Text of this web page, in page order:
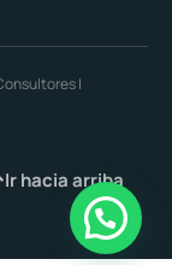
|
Ir hacia arriba